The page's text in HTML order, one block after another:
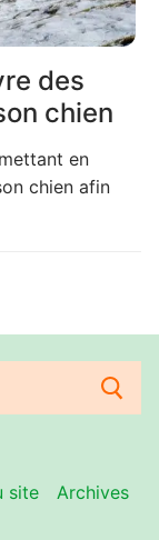
des
chien
en
chien afin
site
Archives